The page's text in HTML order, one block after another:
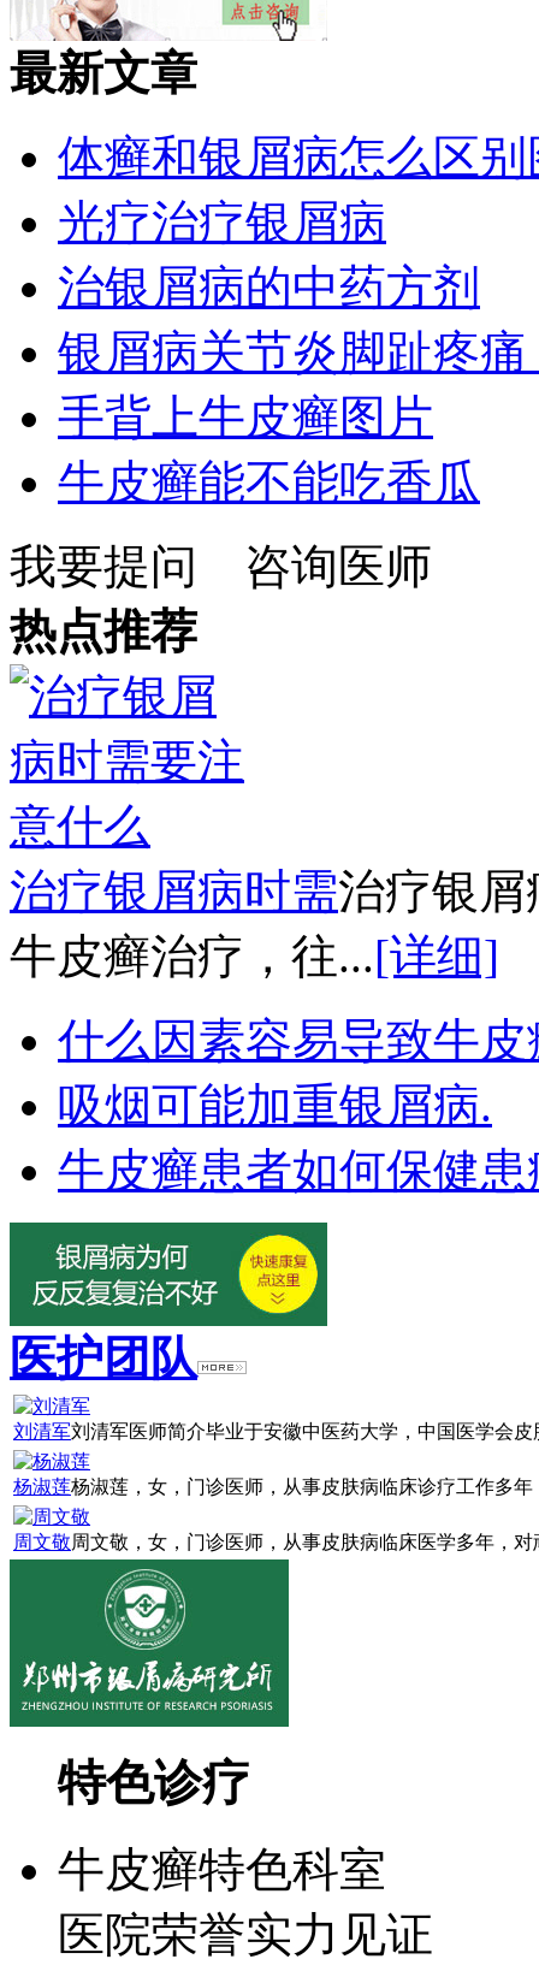
最新文章
体癣和银屑病怎么区别
光疗治疗银屑病
治银屑病的中药方剂
银屑病关节炎脚趾疼
手背上牛皮癣图片
牛皮癣能不能吃香瓜
我要提问
咨询医师
热点推荐
治疗银屑病时需治疗银
牛皮癣治疗，往...[详细]
什么因素容易导致牛皮
吸烟可能加重银屑病.
牛皮癣患者如何保健
医护团队
刘清军刘清军医师简介毕业于安徽中医药大学，中国医学会
杨淑莲杨淑莲，女，门诊医师，从事皮肤病临床诊疗工作多
周文敬周文敬，女，门诊医师，从事皮肤病临床医学多年，
特色诊疗
牛皮癣特色科室
医院荣誉实力见证